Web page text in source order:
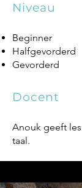
Niveau
Beginner
Halfgevorderd
Gevorderd
Docent
Anouk geeft
taal.